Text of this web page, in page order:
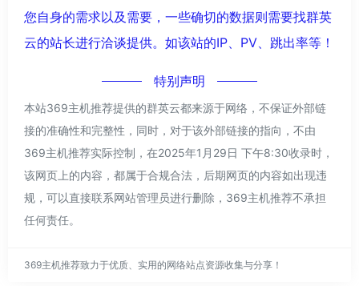
您自身的需求以及需要，一些确切的数据则需要找群英
云的站长进行洽谈提供。如该站的IP、PV、跳出率等！
特别声明
本站369主机推荐提供的群英云都来源于网络，不保证外部链
接的准确性和完整性，同时，对于该外部链接的指向，不由
369主机推荐实际控制，在2025年1月29日 下午8:30收录时，
该网页上的内容，都属于合规合法，后期网页的内容如出现违
规，可以直接联系网站管理员进行删除，369主机推荐不承担
任何责任。
369主机推荐致力于优质、实用的网络站点资源收集与分享！